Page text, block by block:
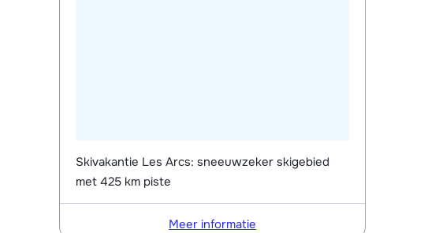
Skivakantie Les Arcs: sneeuwzeker skigebied
met 425 km piste
Meer informatie